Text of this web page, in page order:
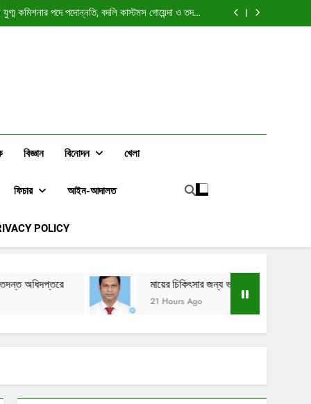
ওঠে?
কমিশনার পদে পদোন্নতি, বদলি কাস্টমস গোয়েন্দা ও তদন্ত
অধিদপ্তরে
চট্টগ্রাম (৪) কর অঞ্চলের অতিরিক্ত সহকারী কর কমিশনার
কমিশনার পদে পদোন্নতি, বদলি কাস্টমস গোয়েন্দা ও তদন্ত
চট্টগ্রাম (৪) কর অঞ্চলের অতিরিক্ত সহকারী কর কমিশনার
বিজ্ঞান বিনোদন খেলা
ফিচার আইন-আদালত
POLICY
মায়ের চিকিৎসার জন্য ভারতে যাচ্ছেন চট্টগ্রাম (৪) কর অঞ্চলের অতিরিক্ত
21 Hours Ago